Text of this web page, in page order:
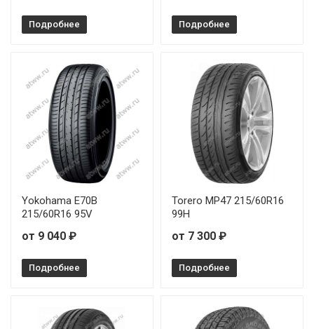
Подробнее Подробнее
Yokohama E70B
215/60R16 95V
от 9 040 ₽
Подробнее
Torero MP47 215/60R16
99H
от 7 300 ₽
Подробнее